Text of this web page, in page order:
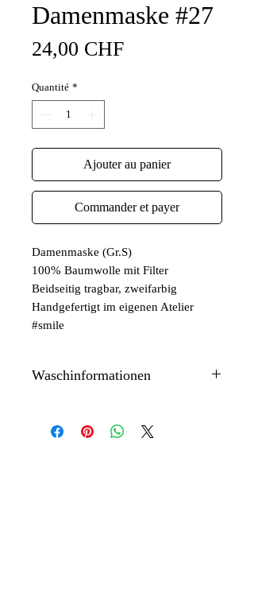
Damenmaske #27
24,00 CHFPrix
Quantité *
Ajouter au panier
Commander et payer
Damenmaske (Gr.S)
100% Baumwolle mit Filter
Beidseitig tragbar, zweifarbig
Handgefertigt im eigenen Atelier
#smile
Waschinformationen